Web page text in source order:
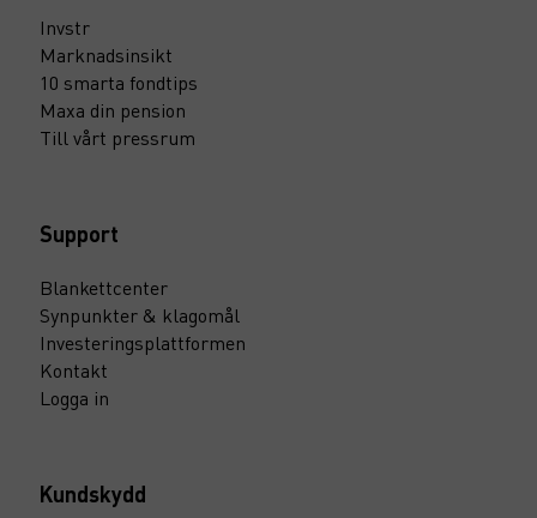
Invstr
Marknadsinsikt
10 smarta fondtips
Maxa din pension
Till vårt pressrum
Support
Blankettcenter
Synpunkter & klagomål
Investeringsplattformen
Kontakt
Logga in
Kundskydd